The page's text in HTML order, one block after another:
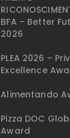
BFA – Better
2026
PLEA 2026 –
Excellence
Alimentando
Pizza DOC
Award